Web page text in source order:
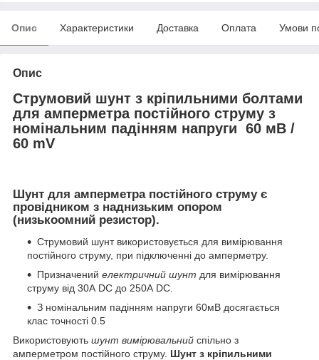
Опис Характеристики Доставка Оплата Умови
Опис
Струмовий шунт з кріпильними болтами
для амперметра постійного струму з
номінальним падінням напруги 60 мВ /
60 mV
Шунт для амперметра постійного струму є
провідником з наднизьким опором
(низькоомний резистор).
Струмовий шунт використовується для вимірювання
постійного струму, при підключенні до амперметру.
Призначений електричний шунт для вимірювання
струму від 30А DC до 250А DC.
З номінальним падінням напруги 60мВ досягається
клас точності 0.5
Використовують шунт вимірювальний спільно з
амперметром постійного струму. Шунт з кріпильними